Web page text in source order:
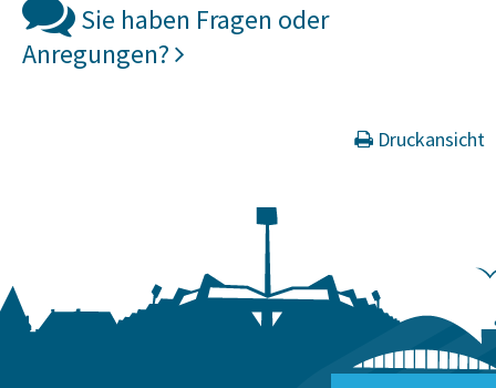
Sie haben Fragen oder
Anregungen?
Druckansicht